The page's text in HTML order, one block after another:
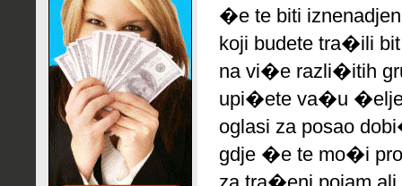
�e te biti
koji budete tra�ili
na vi�e razli�itih
upi�ete va�u
oglasi za posao
gdje �e te mo�i